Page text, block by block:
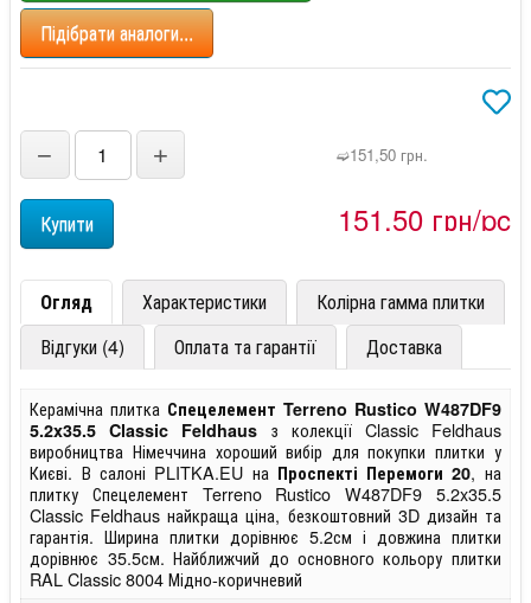
Підібрати аналоги...
− + ➫151,50 грн.
151,50 грн/pc
Огляд Характеристики
Колірна гамма плитки
Відгуки (4)
Оплата та гарантії Доставка
Керамічна плитка Спецелемент Terreno Rustico W487DF9
5.2x35.5 Classic Feldhaus з колекції Classic Feldhaus
виробництва Німеччина хороший вибір для покупки плитки у
Києві. В салоні PLITKA.EU на Проспекті Перемоги 20, на
плитку Спецелемент Terreno Rustico W487DF9 5.2x35.5
Classic Feldhaus найкраща ціна, безкоштовний 3D дизайн та
гарантія. Ширина плитки дорівнює 5.2см і довжина плитки
дорівнює 35.5см. Найближчий до основного кольору плитки
RAL Classic 8004 Мідно-коричневий